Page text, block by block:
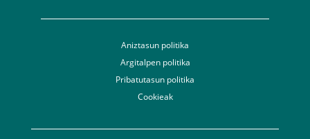
Aniztasun politika
Argitalpen politika
Pribatutasun politika
Cookieak